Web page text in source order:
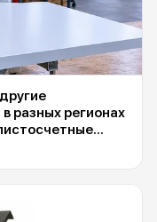
разных регионах